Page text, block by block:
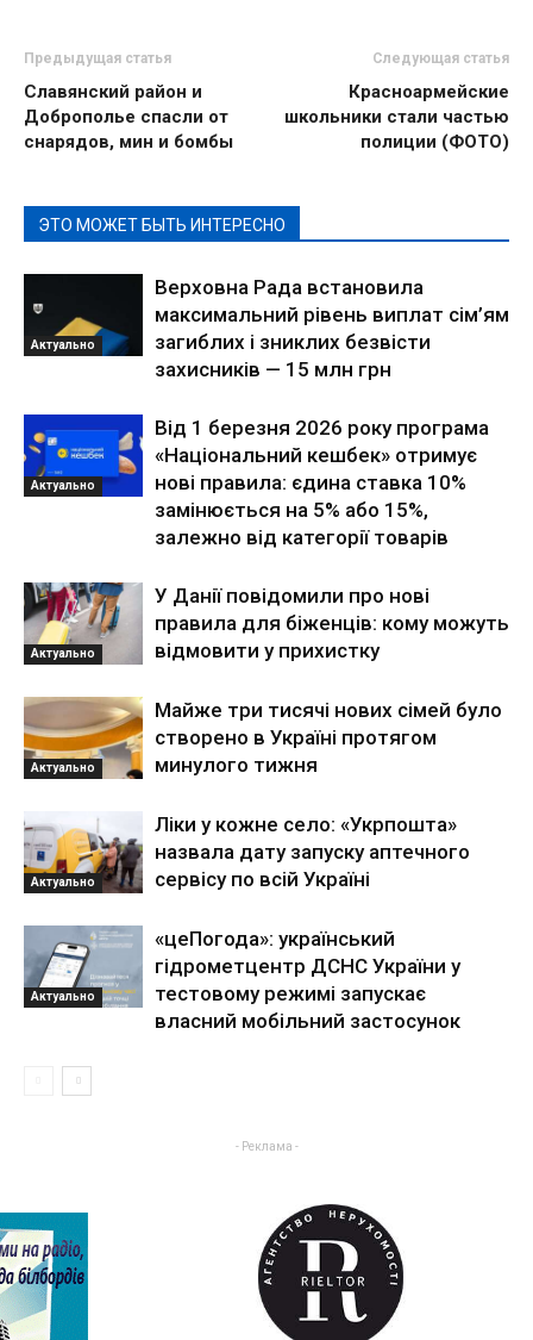
Предыдущая статья
Славянский район и
Доброполье спасли от
снарядов, мин и бомбы
Следующая статья
Красноармейские
школьники стали частью
полиции (ФОТО)
ЭТО МОЖЕТ БЫТЬ ИНТЕРЕСНО
Актуально
Верховна Рада встановила
максимальний рівень виплат сім’ям
загиблих і зниклих безвісти
захисників — 15 млн грн
Актуально
Від 1 березня 2026 року програма
«Національний кешбек» отримує
нові правила: єдина ставка 10%
замінюється на 5% або 15%,
залежно від категорії товарів
Актуально
У Данії повідомили про нові
правила для біженців: кому можуть
відмовити у прихистку
Актуально
Майже три тисячі нових сімей було
створено в Україні протягом
минулого тижня
Актуально
Ліки у кожне село: «Укрпошта»
назвала дату запуску аптечного
сервісу по всій Україні
Актуально
«цеПогода»: український
гідрометцентр ДСНС України у
тестовому режимі запускає
власний мобільний застосунок
- Реклама -